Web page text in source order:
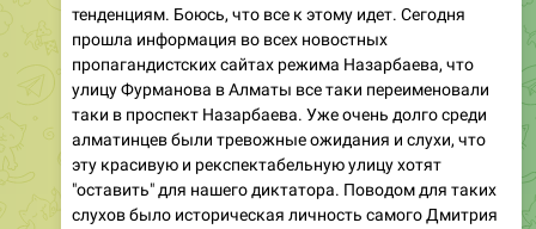
тенденциям. Боюсь, что все к этому идет. Сегодня
прошла информация во всех новостных
пропагандистских сайтах режима Назарбаева, что
улицу Фурманова в Алматы все таки переименовали
таки в проспект Назарбаева. Уже очень долго среди
алматинцев были тревожные ожидания и слухи, что
эту красивую и рекспектабельную улицу хотят
"оставить" для нашего диктатора. Поводом для таких
слухов было историческая личность самого Дмитрия